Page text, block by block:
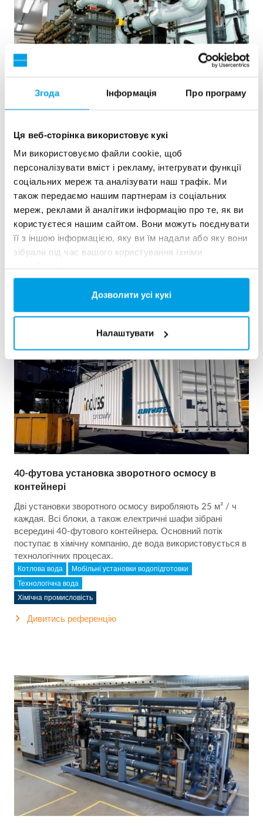
Згода Інформація Про програму
Ця веб-сторінка використовує кукі
Ми використовуємо файли cookie, щоб
персоналізувати вміст і рекламу, інтегрувати функції
соціальних мереж та аналізувати наш трафік. Ми
також передаємо нашим партнерам із соціальних
мереж, реклами й аналітики інформацію про те, як ви
користуєтеся нашим сайтом. Вони можуть поєднувати
її з іншою інформацією, яку ви їм надали або яку вони
зібрали під час вашого користування їхніми
Дозволити усі кукі
Налаштувати
2x60 м³/год надчистої води для електростанції -
WTP в контейнерах 6 x 40 фу...
Цьому замовнику потрібно було модернізувати існуючу
водоочисну установку, але вільного місця на майданчику
не було. Кращим рішенням була мобільна водопідготовка
в контейнері.
Котлова вода Мобільні установки водопідготовки
Теплові та енергетичні утановки
Дивитись референцію
40-футова установка зворотного осмосу в
контейнері
Дві установки зворотного осмосу виробляють 25 м³ / ч
каждая. Всі блоки, а також електричні шафи зібрані
всередині 40-футового контейнера. Основний потік
поступає в хімічну компанію, де вода використовується в
технологічних процесах.
Котлова вода Мобільні установки водопідготовки
Технологічна вода
Хімічна промисловість
Дивитись референцію